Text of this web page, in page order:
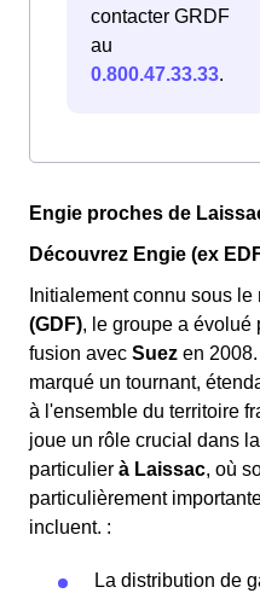
contacter GRDF
au
0.800.47.33.33.
Engie proches de
Découvrez Engie (ex
Initialement connu sous le
(GDF), le groupe a évolué
fusion avec Suez en
marqué un tournant,
à l'ensemble du territoire
joue un rôle crucial dans
particulier à Laissac, où
particulièrement
incluent. :
La distribution de